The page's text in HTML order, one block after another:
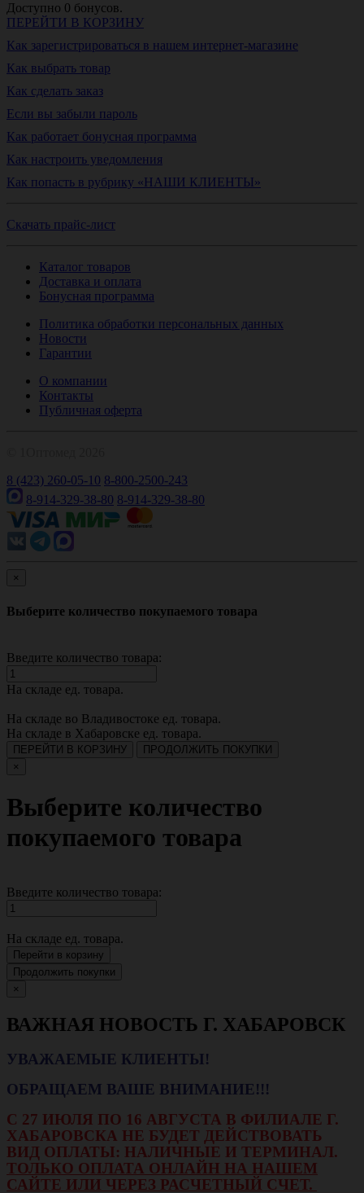
Доступно 0 бонусов.
ПЕРЕЙТИ В КОРЗИНУ
Как зарегистрироваться в нашем интернет-магазине
Как выбрать товар
Как сделать заказ
Если вы забыли пароль
Как работает бонусная программа
Как настроить уведомления
Как попасть в рубрику «НАШИ КЛИЕНТЫ»
Скачать прайс-лист
Каталог товаров
Доставка и оплата
Бонусная программа
Политика обработки персональных данных
Новости
Гарантии
О компании
Контакты
Публичная оферта
8 (423) 260-05-10 8-800-2500-243
8-914-329-38-80 8-914-329-38-80
×
Выберите количество покупаемого товара
Введите количество товара:
На складе ед. товара.
На складе во Владивостоке ед. товара.
На складе в Хабаровске ед. товара.
ПЕРЕЙТИ В КОРЗИНУ
ПРОДОЛЖИТЬ ПОКУПКИ
×
Выберите количество
покупаемого товара
Введите количество товара:
На складе ед. товара.
Перейти в корзину
Продолжить покупки
×
ВАЖНАЯ НОВОСТЬ Г. ХАБАРОВСК
УВАЖАЕМЫЕ КЛИЕНТЫ!
ОБРАЩАЕМ ВАШЕ ВНИМАНИЕ!!!
С 27 ИЮЛЯ ПО 16 АВГУСТА В ФИЛИАЛЕ Г.
ХАБАРОВСКА НЕ БУДЕТ ДЕЙСТВОВАТЬ
ВИД ОПЛАТЫ: НАЛИЧНЫЕ И ТЕРМИНАЛ.
ТОЛЬКО ОПЛАТА ОНЛАЙН НА НАШЕМ
САЙТЕ ИЛИ ЧЕРЕЗ РАСЧЕТНЫЙ СЧЕТ.